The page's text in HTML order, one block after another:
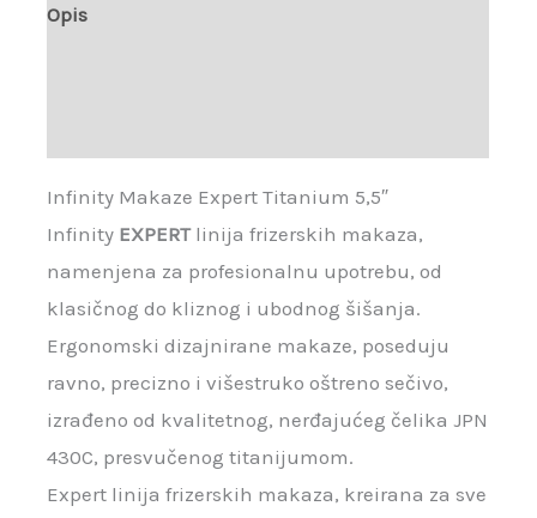
Opis
Infinity Makaze Expert Titanium 5,5″
Infinity EXPERTlinija frizerskih makaza,
namenjena za profesionalnu upotrebu, od
klasičnog do kliznog i ubodnog šišanja.
Ergonomski dizajnirane makaze, poseduju
ravno, precizno i višestruko oštreno sečivo,
izrađeno od kvalitetnog, nerđajućeg čelika JPN
430C, presvučenog titanijumom.
Expert linija frizerskih makaza, kreirana za sve